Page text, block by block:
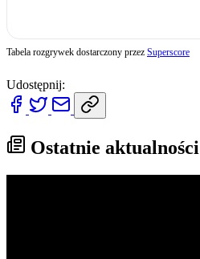
Tabela rozgrywek dostarczony przez Superscore
Udostępnij:
Ostatnie aktualności